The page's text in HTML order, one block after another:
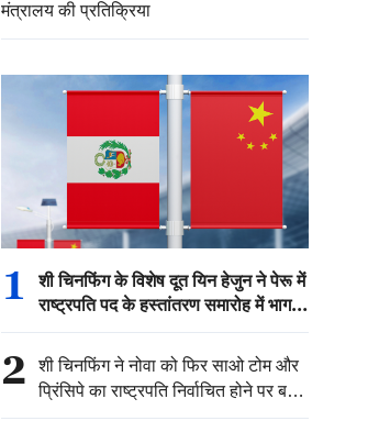
मंत्रालय की प्रतिक्रिया
1
शी चिनफिंग के विशेष दूत यिन हेजुन ने पेरू में
राष्ट्रपति पद के हस्तांतरण समारोह में भाग
लिया
2
शी चिनफिंग ने नोवा को फिर साओ टोम और
प्रिंसिपे का राष्ट्रपति निर्वाचित होने पर बधाई
दी